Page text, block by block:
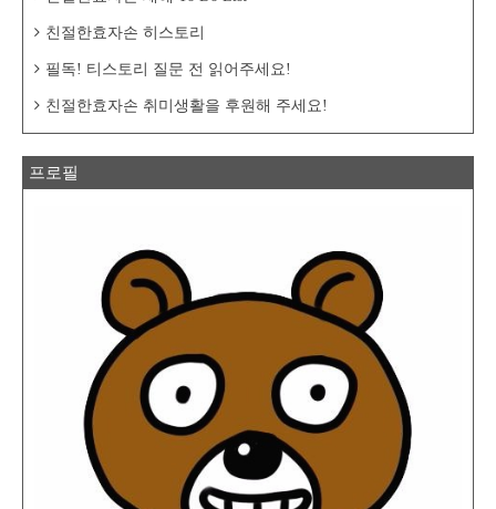
친절한효자손 히스토리
필독! 티스토리 질문 전 읽어주세요!
친절한효자손 취미생활을 후원해 주세요!
프로필